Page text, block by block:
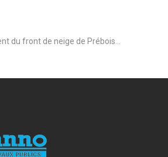
du front de neige de Prébois...